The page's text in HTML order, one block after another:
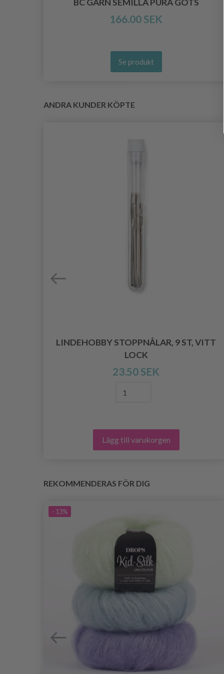
BC GARN SEMILLA PURA GOTS
166.00 SEK
Se produkt
ANDRA KUNDER KÖPTE
LINDEHOBBY STOPPNÅLAR, 9 ST, VITT
LOCK
23.50 SEK
Lägg till varukorgen
REKOMMENDERAS FÖR DIG
- 13%